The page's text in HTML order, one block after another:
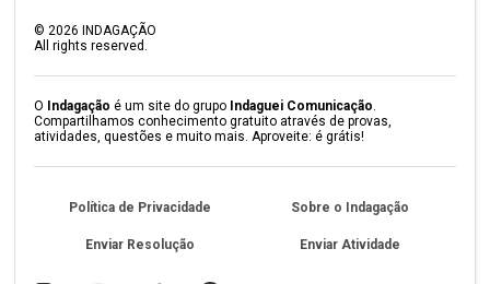
©2026 INDAGAÇÃO
All rights reserved.
O Indagação é um site do grupo Indaguei Comunicação.
Compartilhamos conhecimento gratuito através de provas,
atividades, questões e muito mais. Aproveite: é grátis!
Política de Privacidade Sobre o Indagação
Enviar Resolução Enviar Atividade